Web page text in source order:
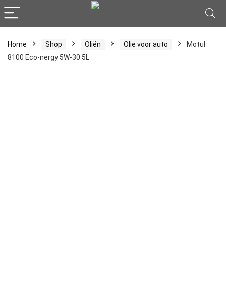
Home Shop Oliën Olie voor auto
Motul
8100 Eco-nergy 5W-30 5L